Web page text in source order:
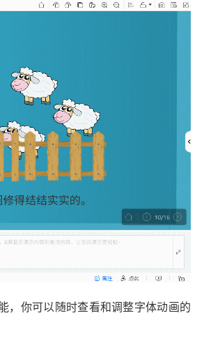
，你可以随时查看和调整字体动画的